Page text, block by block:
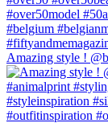
Amazing style !